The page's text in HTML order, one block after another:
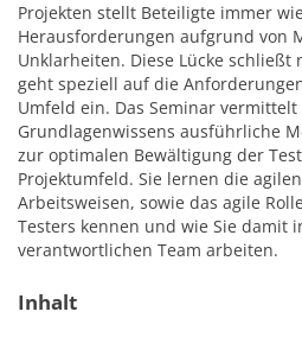
Projekten stellt Beteiligte immer
Herausforderungen aufgrund von
Unklarheiten. Diese Lücke schließt
geht speziell auf die
Umfeld ein. Das Seminar
Grundlagenwissens ausführliche
zur optimalen Bewältigung der
Projektumfeld. Sie lernen die
Arbeitsweisen, sowie das agile
Testers kennen und wie Sie damit
verantwortlichen Team arbeiten.
Inhalt